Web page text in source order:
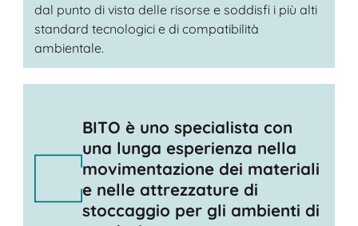
dal punto di vista delle risorse e soddisfi i più alti
standard tecnologici e di compatibilità
ambientale.
BITO è uno specialista con
una lunga esperienza nella
movimentazione dei materiali
e nelle attrezzature di
stoccaggio per gli ambienti di